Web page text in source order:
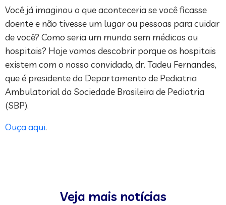
Você já imaginou o que aconteceria se você ficasse
doente e não tivesse um lugar ou pessoas para cuidar
de você? Como seria um mundo sem médicos ou
hospitais? Hoje vamos descobrir porque os hospitais
existem com o nosso convidado, dr. Tadeu Fernandes,
que é presidente do Departamento de Pediatria
Ambulatorial da Sociedade Brasileira de Pediatria
(SBP).
Ouça aqui.
Veja mais notícias